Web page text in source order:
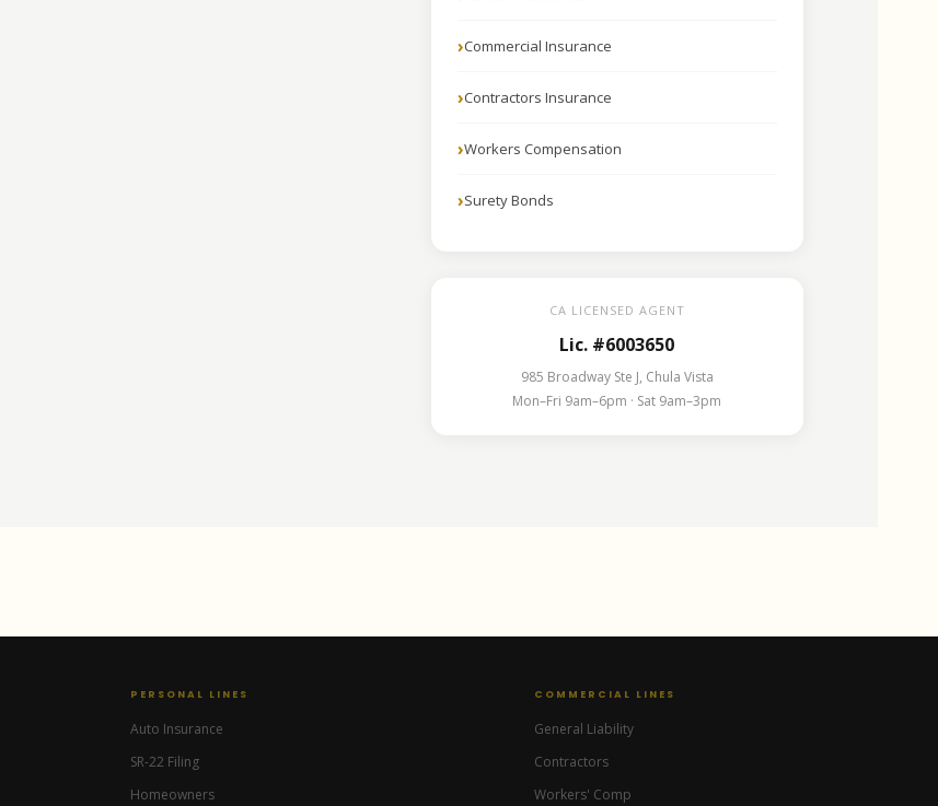
Commercial Insurance
Contractors Insurance
Workers Compensation
Surety Bonds
CA LICENSED AGENT
Lic. #6003650
985 Broadway Ste J, Chula Vista
Mon–Fri 9am–6pm · Sat 9am–3pm
PERSONAL LINES
Auto Insurance
SR-22 Filing
Homeowners
COMMERCIAL LINES
General Liability
Contractors
Workers' Comp